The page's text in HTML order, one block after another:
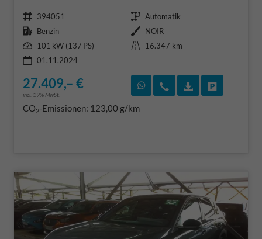
Fahrzeugnr. 394051 Getriebe Automatik
Kraftstoff Benzin Außenfarbe NOIR
Leistung 101 kW (137 PS) Kilometerstand
16.347 km
01.11.2024
27.409,– €
incl. 19% MwSt.
Rückruf vereinbaren
Wir rufen Sie an
CO2-Emissionen: 123,00 g/km